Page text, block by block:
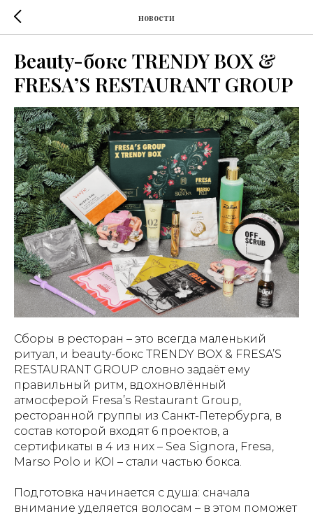
новости
Beauty-бокс TRENDY BOX &
FRESA’S RESTAURANT GROUP
Сборы в ресторан – это всегда маленький
ритуал, и beauty-бокс TRENDY BOX & FRESA’S
RESTAURANT GROUP словно задаёт ему
правильный ритм, вдохновлённый
атмосферой Fresa’s Restaurant Group,
ресторанной группы из Санкт-Петербурга, в
состав которой входят 6 проектов, а
сертификаты в 4 из них – Sea Signora, Fresa,
Marso Polo и KOI – стали частью бокса.
Подготовка начинается с душа: сначала
внимание уделяется волосам – в этом поможет